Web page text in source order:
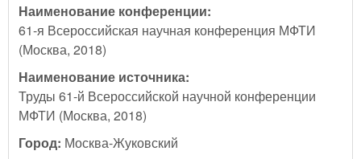
Наименование конференции:
61-я Всероссийская научная конференция МФТИ
(Москва, 2018)
Наименование источника:
Труды 61-й Всероссийской научной конференции
МФТИ (Москва, 2018)
Город: Москва-Жуковский